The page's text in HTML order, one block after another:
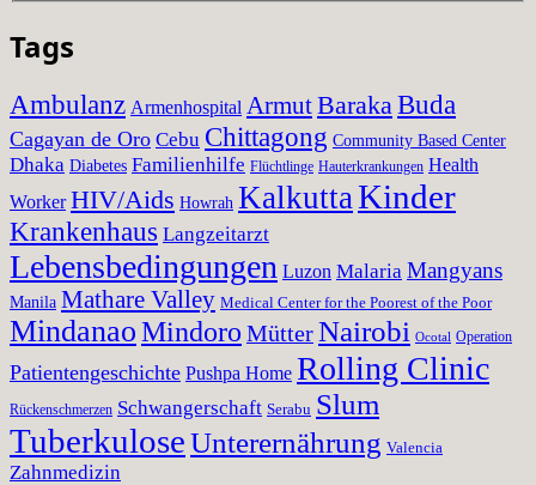
Tags
Ambulanz Armenhospital ArmutBaraka Buda
Cagayan de Oro Cebu Chittagong Community Based Center
Dhaka Diabetes Familienhilfe Flüchtlinge Hauterkrankungen Health
Worker HIV/Aids Howrah Kalkutta Kinder
Krankenhaus Langzeitarzt
Lebensbedingungen Luzon Malaria Mangyans
Manila Mathare Valley Medical Center for the Poorest of the Poor
MindanaoMindoro MütterNairobi Ocotal Operation
Patientengeschichte Pushpa Home Rolling Clinic
Rückenschmerzen Schwangerschaft Serabu Slum
TuberkuloseUnterernährung Valencia
Zahnmedizin